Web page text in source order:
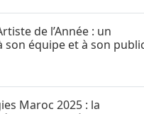
de l’Année : un
son équipe et à son
Maroc 2025 : la